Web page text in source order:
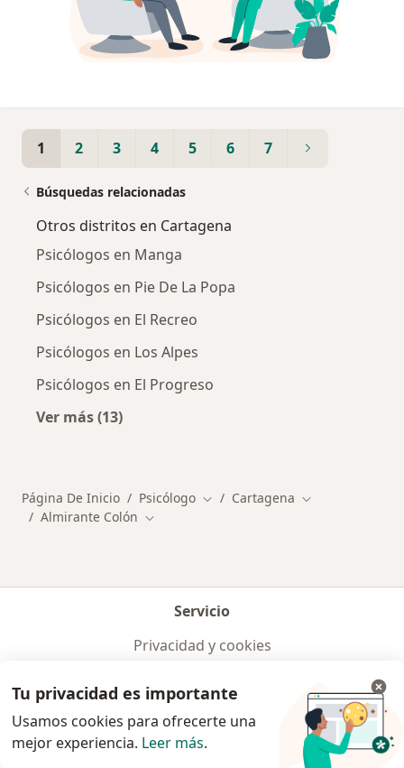
1 2 3 4 5 6 7
Búsquedas relacionadas
Otros distritos en Cartagena
Psicólogos en Manga
Psicólogos en Pie De La Popa
Psicólogos en El Recreo
Psicólogos en Los Alpes
Psicólogos en El Progreso
Ver más (13)
Página De Inicio Psicólogo Cambiar de ciudad
Cartagena Cambiar de
Almirante Colón Cambiar de ciudad
Servicio
Privacidad y cookies
Contacto
Términos y condiciones
Tu privacidad es importante
Usamos cookies para ofrecerte una
mejor experiencia. Leer más.